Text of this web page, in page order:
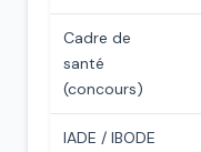
Cadre de
santé
(concours)
IADE / IBODE